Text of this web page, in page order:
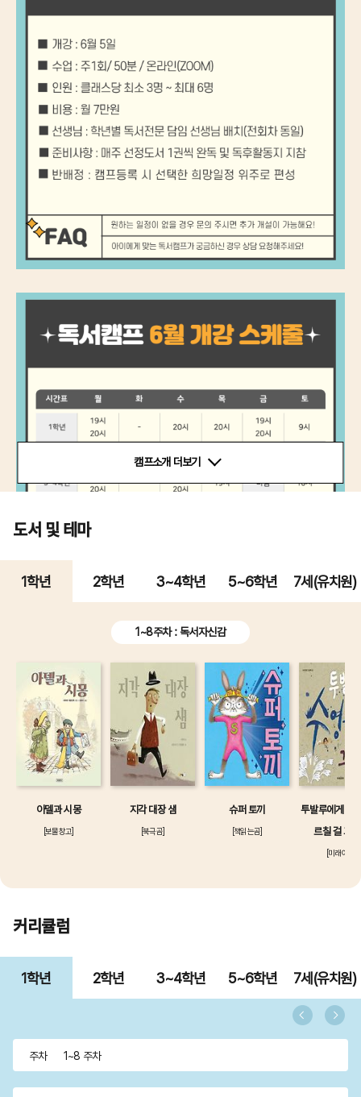
캠프소개 더보기
도서 및 테마
1학년 2학년 3~4학년 5~6학년 7세(유치원)
1~8주차 : 독서자신감
아델과 시몽
[보물창고]
지각 대장 샘
[북극곰]
슈퍼 토끼
[책읽는곰]
투발루에게 수
르칠 걸 그
[미래아이]
커리큘럼
1학년 2학년 3~4학년 5~6학년 7세(유치원)
주차 1~8 주차